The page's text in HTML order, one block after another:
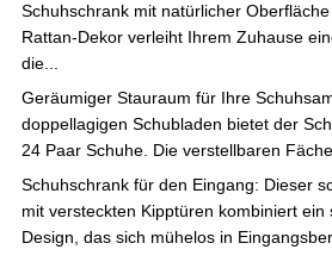
Schuhschrank mit natürlicher
Rattan-Dekor verleiht Ihrem Zuhause
die...
Geräumiger Stauraum für Ihre
doppellagigen Schubladen bietet der
24 Paar Schuhe. Die verstellbaren
Schuhschrank für den Eingang: Dieser
mit versteckten Kipptüren kombiniert ein
Design, das sich mühelos in